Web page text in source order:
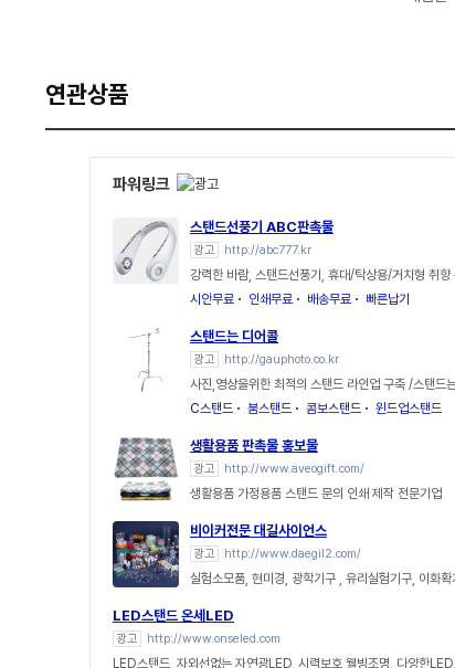
연관상품
파워링크
스탠드선풍기 ABC판촉물
광고 http://abc777.kr
강력한 바람, 스탠드선풍기, 휴대/탁상용/거치형 취향
시안무료
인쇄무료 배송무료 빠른납기
스탠드는 디어콜
광고 http://gauphoto.co.kr
사진,영상을위한 최적의 스탠드 라인업 구축 /스탠드
C스탠드
붐스탠드 콤보스탠드 윈드업스탠드
생활용품 판촉물 홍보물
광고 http://www.aveogift.com/
생활용품 가정용품 스탠드 문의 인쇄 제작 전문기업
비이커전문 대길사이언스
광고 http://www.daegil2.com/
실험소모품, 현미경, 광학기구 , 유리실험기구, 이화확
LED스탠드 온세LED
광고 http://www.onseled.com
LED스탠드, 자외선없는 자연광LED, 시력보호 웰빙조명, 다양한